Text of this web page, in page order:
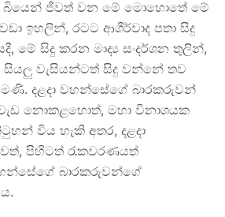
බියෙන් ජීවත් වන මේ මොහොතේ මේ
ඉහලින්, රටට ආශීර්වාද පතා සිදු
මේ සිදු කරන මාද්‍ය සංදර්ශන තුලින්,
සියලු වැසියන්ටත් සිදු වන්නේ තව
දළදා වහන්සේගේ බාරකරුවන්
නොකළහොත්, මහා විනාශයක
විය හැකි අතර, දළදා
පිහිටත් රැකවරණයත්
බාරකරුවන්ගේ